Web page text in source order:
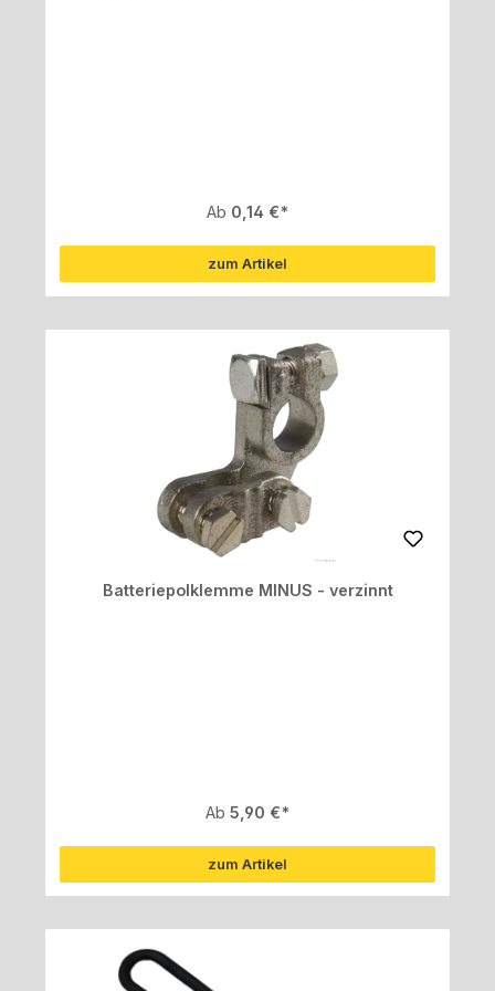
Regulärer Preis:
Ab 0,14 €
zum Artikel
Batteriepolklemme MINUS - verzinnt
Regulärer Preis:
Ab 5,90 €
zum Artikel